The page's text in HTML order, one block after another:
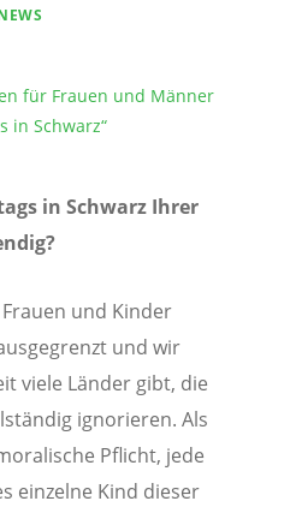
für Frauen und Männer
in Schwarz“
in Schwarz Ihrer
Frauen und Kinder
und wir
viele Länder gibt, die
ignorieren. Als
Pflicht, jede
einzelne Kind dieser